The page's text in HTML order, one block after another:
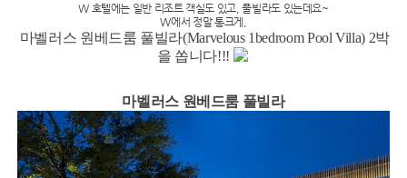
W 호텔에는 일반 리조트 객실도 있고, 풀빌라도 있는데요~
W에서 정말 통크게,
마벨러스 원베드룸 풀빌라(Marvelous 1bedroom Pool Villa) 2박
을 쏩니다!!!
마벨러스 원베드룸 풀빌라